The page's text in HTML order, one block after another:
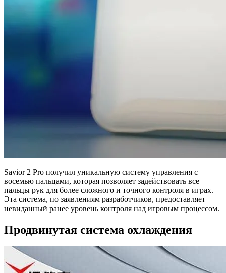
Savior 2 Pro получил уникальную систему управления с
восемью пальцами, которая позволяет задействовать все
пальцы рук для более сложного и точного контроля в играх.
Эта система, по заявлениям разработчиков, предоставляет
невиданный ранее уровень контроля над игровым процессом.
Продвинутая система охлаждения